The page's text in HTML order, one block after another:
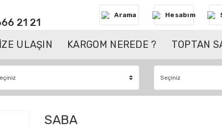
21 21
Arama Hesabım
ULAŞIN KARGOM NEREDE ? TOPTAN
SABA